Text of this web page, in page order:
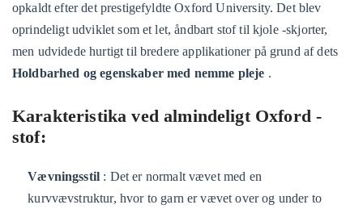
opkaldt efter det prestigefyldte Oxford University. Det blev
oprindeligt udviklet som et let, åndbart stof til kjole -skjorter,
men udvidede hurtigt til bredere applikationer på grund af dets
Holdbarhed og egenskaber med nemme pleje .
Karakteristika ved almindeligt Oxford -
stof:
Vævningsstil : Det er normalt vævet med en
kurvvævstruktur, hvor to garn er vævet over og under to